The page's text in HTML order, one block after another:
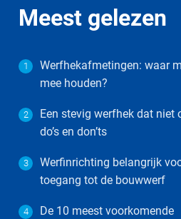
Meest gelezen
1
Werfhekafmetingen: waar
mee houden?
2
Een stevig werfhek dat niet
do’s en don’ts
3
Werfinrichting belangrijk
toegang tot de bouwwerf
4
De 10 meest voorkomende